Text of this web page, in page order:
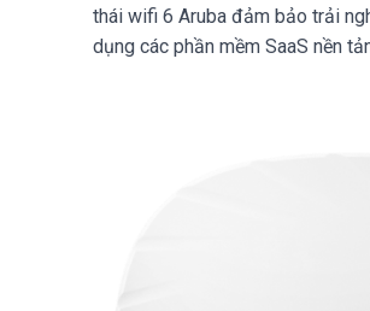
thái wifi 6 Aruba đảm bảo trải
dụng các phần mềm SaaS nền